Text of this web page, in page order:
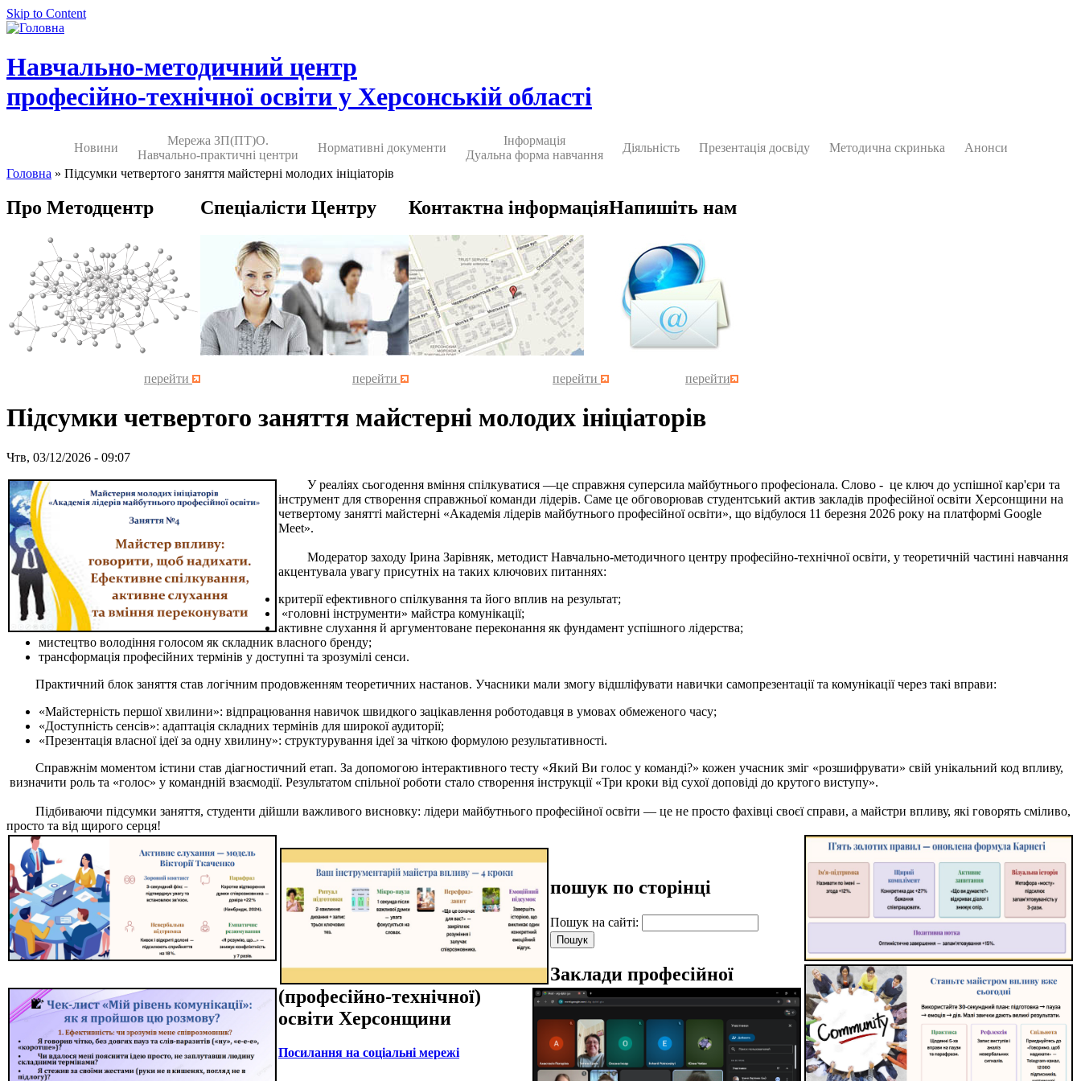
Skip to Content
Навчально-методичний центр
професійно-технічної освіти у Херсонській області
Новини
Мережа ЗП(ПТ)О.
Навчально-практичні центри
Нормативні документи
Інформація
Дуальна форма навчання
Діяльність Презентація досвіду Методична скринька
Анонси
Головна » Підсумки четвертого заняття майстерні молодих ініціаторів
Про Методцентр
перейти
Спеціалісти Центру
перейти
Контактна інформація
перейти
Напишіть нам
перейти
Підсумки четвертого заняття майстерні молодих ініціаторів
Чтв, 03/12/2026 - 09:07
У реаліях сьогодення вміння спілкуватися —це справжня суперсила майбутнього професіонала. Слово - це ключ до успішної кар'єри та
інструмент для створення справжньої команди лідерів. Саме це обговорював студентський актив закладів професійної освіти Херсонщини на
четвертому занятті майстерні «Академія лідерів майбутнього професійної освіти», що відбулося 11 березня 2026 року на платформі Google
Meet».
Модератор заходу Ірина Зарівняк, методист Навчально-методичного центру професійно-технічної освіти, у теоретичній частині навчання
акцентувала увагу присутніх на таких ключових питаннях:
критерії ефективного спілкування та його вплив на результат;
«головні інструменти» майстра комунікації;
активне слухання й аргументоване переконання як фундамент успішного лідерства;
мистецтво володіння голосом як складник власного бренду;
трансформація професійних термінів у доступні та зрозумілі сенси.
Практичний блок заняття став логічним продовженням теоретичних настанов. Учасники мали змогу відшліфувати навички самопрезентації та комунікації через такі вправи:
«Майстерність першої хвилини»: відпрацювання навичок швидкого зацікавлення роботодавця в умовах обмеженого часу;
«Доступність сенсів»: адаптація складних термінів для широкої аудиторії;
«Презентація власної ідеї за одну хвилину»: структурування ідеї за чіткою формулою результативності.
Справжнім моментом істини став діагностичний етап. За допомогою інтерактивного тесту «Який Ви голос у команді?» кожен учасник зміг «розшифрувати» свій унікальний код впливу,
визначити роль та «голос» у командній взаємодії. Результатом спільної роботи стало створення інструкції «Три кроки від сухої доповіді до крутого виступу».
Підбиваючи підсумки заняття, студенти дійшли важливого висновку: лідери майбутнього професійної освіти — це не просто фахівці своєї справи, а майстри впливу, які говорять сміливо,
просто та від щирого серця!
пошук по сторінці
Пошук на сайті:
Заклади професійної
(професійно-технічної)
освіти Херсонщини
Посилання на соціальні мережі